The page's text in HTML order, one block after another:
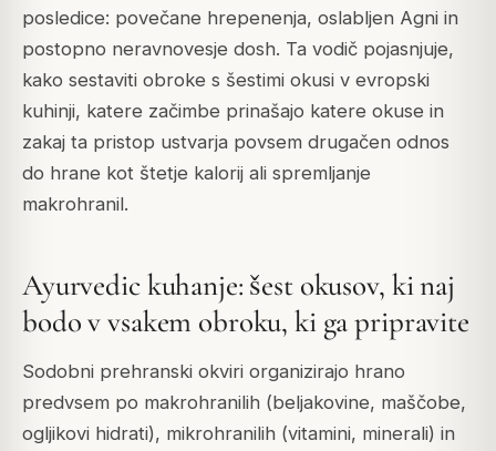
posledice: povečane hrepenenja, oslabljen Agni in
postopno neravnovesje dosh. Ta vodič pojasnjuje,
kako sestaviti obroke s šestimi okusi v evropski
kuhinji, katere začimbe prinašajo katere okuse in
zakaj ta pristop ustvarja povsem drugačen odnos
do hrane kot štetje kalorij ali spremljanje
makrohranil.
Ayurvedic kuhanje: šest okusov, ki naj
bodo v vsakem obroku, ki ga pripravite
Sodobni prehranski okviri organizirajo hrano
predvsem po makrohranilih (beljakovine, maščobe,
ogljikovi hidrati), mikrohranilih (vitamini, minerali) in